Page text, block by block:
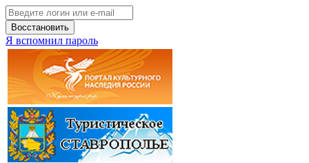
Восстановить
Я вспомнил пароль